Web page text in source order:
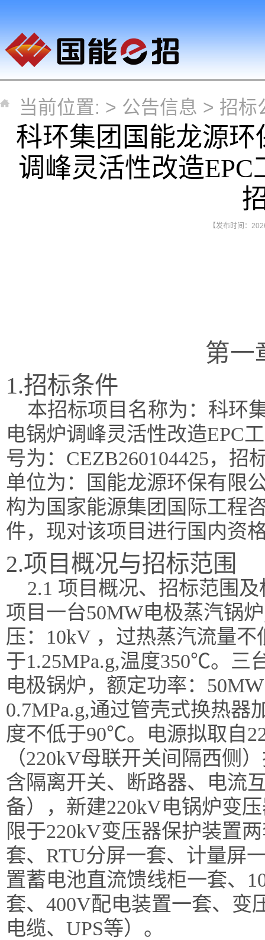
当前位置: > 公告信息 > 招标
科环集团国能龙源
调峰灵活性改造
【发布时间：
第一
1.招标条件
本招标项目名称为：科环
电锅炉调峰灵活性改造EPC
号为：CEZB260104425，
单位为：国能龙源环保有限
构为国家能源集团国际工程
件，现对该项目进行国内资
2.项目概况与招标范围
2.1 项目概况、招标范围
项目一台50MW电极蒸汽锅
压： 10kV ， 过热蒸汽流量不
于1.25MPa.g,温度350℃。 三
电极锅炉， 额定功率： 50MW
0.7MPa.g,通过管壳式换热器
度不低于90℃。 电源拟取自
（220kV母联开关间隔西侧
含隔离开关、断路器、电流
备），新建220kV电锅炉变
限于220kV变压器保护装置
套、RTU分屏一套、计量屏
置蓄电池直流馈线柜一套、
套、400V配电装置一套、变
电缆、 UPS等）。